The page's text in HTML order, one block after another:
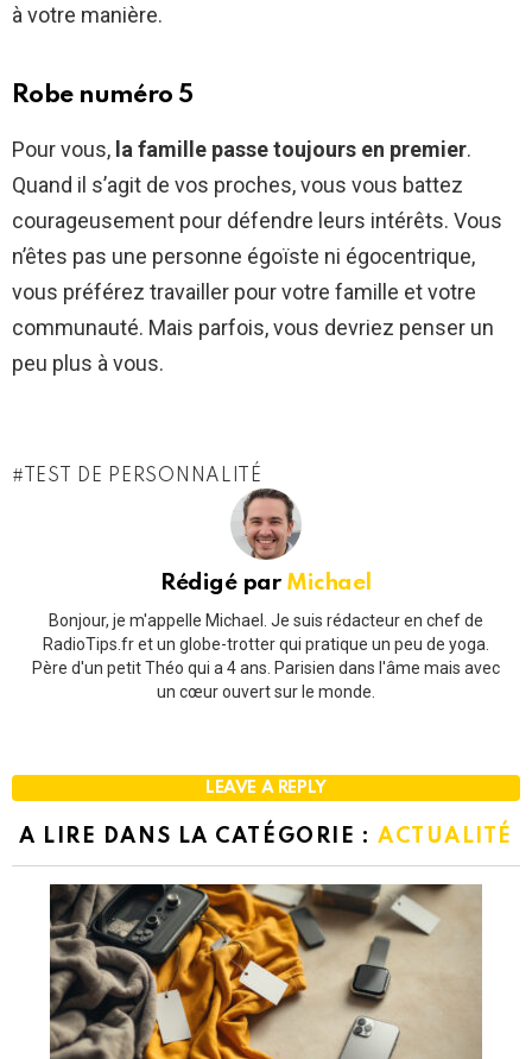
à votre manière.
Robe numéro 5
Pour vous, la famille passe toujours en premier.
Quand il s’agit de vos proches, vous vous battez
courageusement pour défendre leurs intérêts. Vous
n’êtes pas une personne égoïste ni égocentrique,
vous préférez travailler pour votre famille et votre
communauté. Mais parfois, vous devriez penser un
peu plus à vous.
TEST DE PERSONNALITÉ
Rédigé par Michael
Bonjour, je m'appelle Michael. Je suis rédacteur en chef de
RadioTips.fr et un globe-trotter qui pratique un peu de yoga.
Père d'un petit Théo qui a 4 ans. Parisien dans l'âme mais avec
un cœur ouvert sur le monde.
LEAVE A REPLY
A LIRE DANS LA CATÉGORIE : ACTUALITÉ